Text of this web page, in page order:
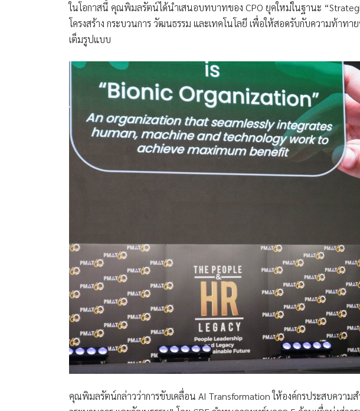
ในโอกาสนี้ คุณพิมลรัตน์ได้นำเสนอบทบาทของ CPO ยุคใหม่ในฐานะ
โครงสร้าง กระบวนการ วัฒนธรรม และเทคโนโลยี เพื่อให้สอดรับกับความท้าทา
เต็มรูปแบบ
คุณพิมลรัตน์กล่าวว่าการขับเคลื่อน AI Transformation ให้องค์กรประสบความ